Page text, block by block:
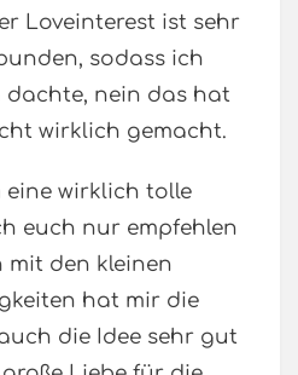
Loveinterest ist sehr
sodass ich
nein das hat
wirklich gemacht.
eine wirklich tolle
euch nur empfehlen
mit den kleinen
hat mir die
die Idee sehr gut